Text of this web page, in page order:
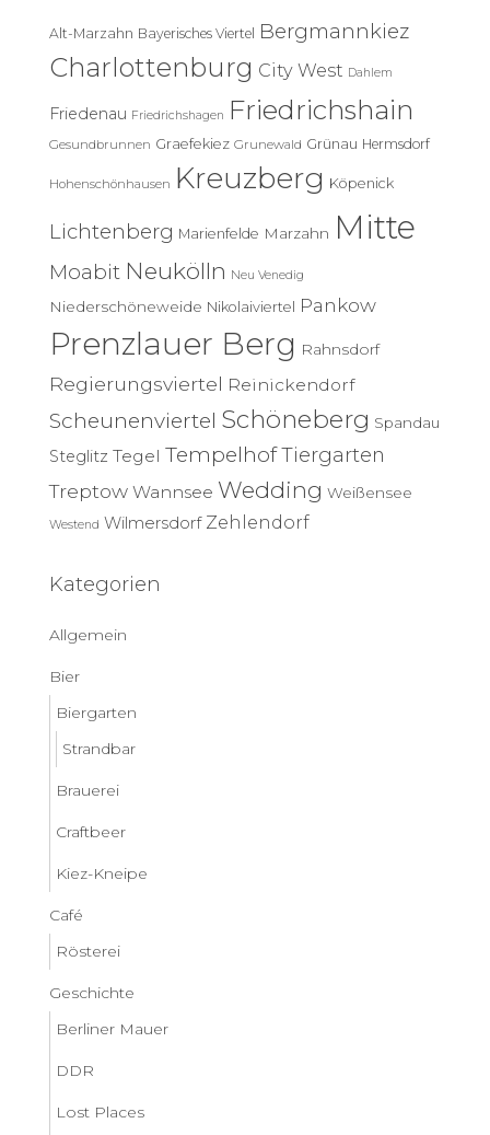
a
c
:
Alt-Marzahn Bayerisches Viertel Bergmannkiez
Charlottenburg City West Dahlem
Friedenau Friedrichshagen Friedrichshain
Gesundbrunnen Graefekiez Grunewald Grünau Hermsdorf
Hohenschönhausen Kreuzberg Köpenick
Lichtenberg Marienfelde Marzahn Mitte
Moabit Neukölln Neu Venedig
Niederschöneweide Nikolaiviertel Pankow
Prenzlauer Berg Rahnsdorf
Regierungsviertel Reinickendorf
Scheunenviertel Schöneberg Spandau
Steglitz Tegel TempelhofTiergarten
Treptow Wannsee Wedding Weißensee
Westend Wilmersdorf Zehlendorf
Kategorien
Allgemein
Bier
Biergarten
Strandbar
Brauerei
Craftbeer
Kiez-Kneipe
Café
Rösterei
Geschichte
Berliner Mauer
DDR
Lost Places